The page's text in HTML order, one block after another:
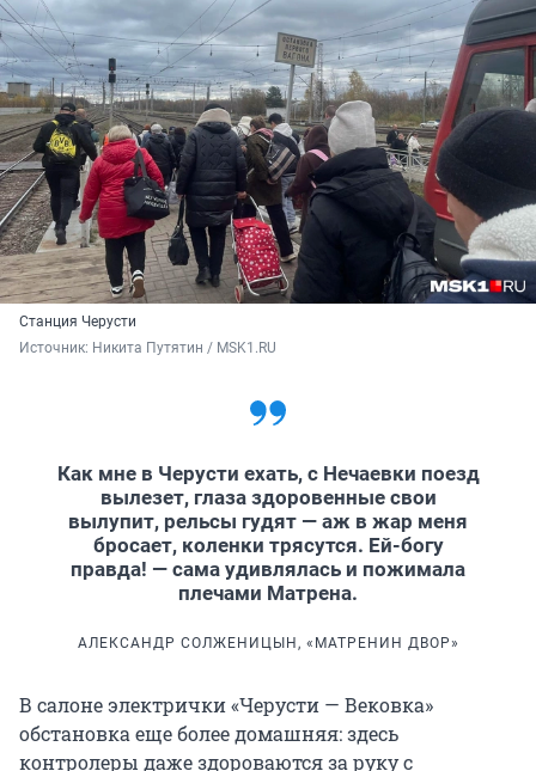
Станция Черусти
Источник: Никита Путятин / MSK1.RU
Как мне в Черусти ехать, с Нечаевки поезд
вылезет, глаза здоровенные свои
вылупит, рельсы гудят — аж в жар меня
бросает, коленки трясутся. Ей-богу
правда! — сама удивлялась и пожимала
плечами Матрена.
АЛЕКСАНДР СОЛЖЕНИЦЫН, «МАТРЕНИН ДВОР»
В салоне электрички «Черусти — Вековка»
обстановка еще более домашняя: здесь
контролеры даже здороваются за руку с